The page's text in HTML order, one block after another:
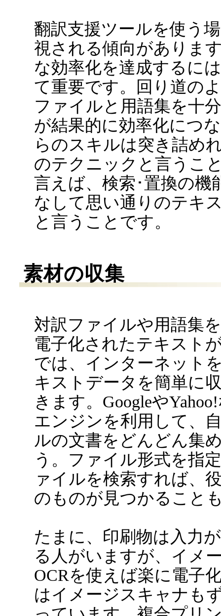
翻訳支援ツールを使う
視される傾向がありま
な効率化を達成するに
て重要です。回り道の
ファイルと用語集を十
が結果的に効率化につ
らのスキルは突き詰め
のテクニックと言うこ
言えば、検索･置換の機
なして思い通りのテキ
と言うことです。
素材の収集
対訳ファイルや用語集
電子化されたテキスト
では、インターネット
キストデータを簡単に
きます。Googleや
エンジンを利用して、
ルの文書をどんどん集
う。ファイル形式を指
ァイルを検索すれば、
のものが見つかること
たまに、印刷物は入力
る人がいますが、イメ
OCRを使えば楽に電子
はイメージスキャナも